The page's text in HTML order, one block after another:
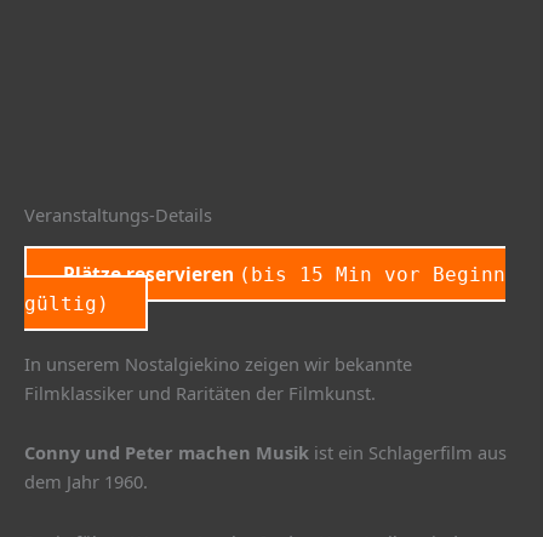
Veranstaltungs-Details
Plätze reservieren (bis 15 Min vor Beginn
gültig)
In unserem Nostalgiekino zeigen wir bekannte
Filmklassiker und Raritäten der Filmkunst.
Conny und Peter machen Musik ist ein Schlagerfilm aus
dem Jahr 1960.